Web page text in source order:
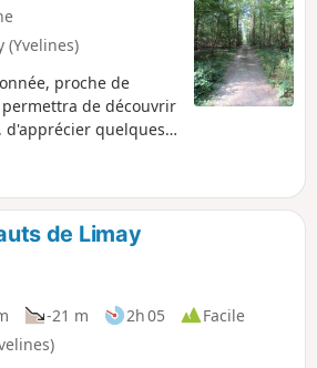
(Yvelines)
proche de
permettra de découvrir
quelques
de Limay
-21 m 2h 05
Facile